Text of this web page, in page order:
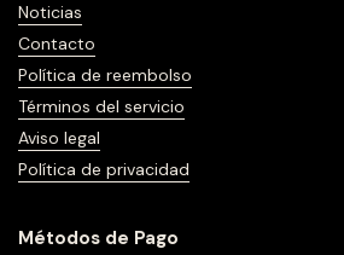
Noticias
Contacto
Política de reembolso
Términos del servicio
Aviso legal
Política de privacidad
Métodos de Pago